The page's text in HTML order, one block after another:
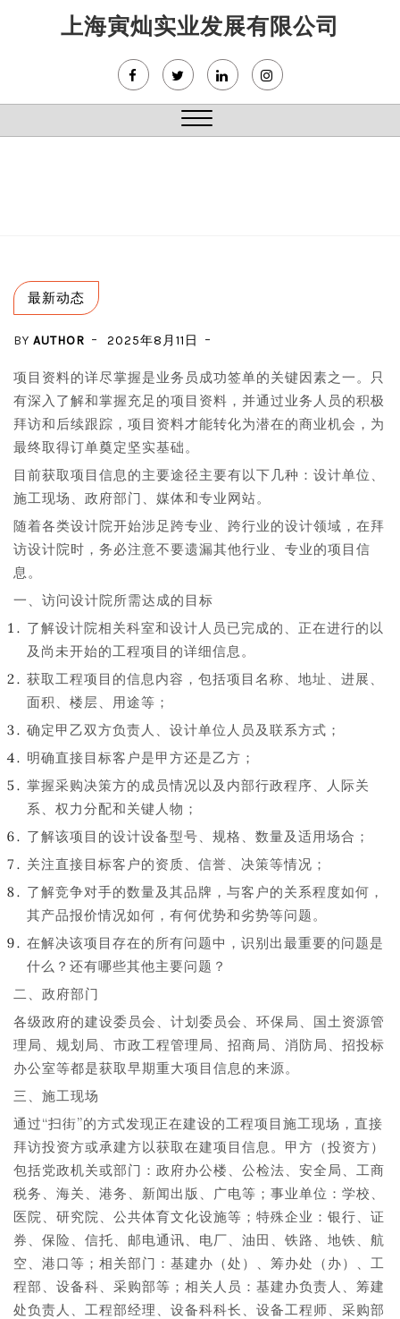
上海寅灿实业发展有限公司
Close
最新动态
BY AUTHOR 2025年8月11日
项目资料的详尽掌握是业务员成功签单的关键因素之一。只
有深入了解和掌握充足的项目资料，并通过业务人员的积极
拜访和后续跟踪，项目资料才能转化为潜在的商业机会，为
最终取得订单奠定坚实基础。
目前获取项目信息的主要途径主要有以下几种：设计单位、
施工现场、政府部门、媒体和专业网站。
随着各类设计院开始涉足跨专业、跨行业的设计领域，在拜
访设计院时，务必注意不要遗漏其他行业、专业的项目信
息。
一、访问设计院所需达成的目标
了解设计院相关科室和设计人员已完成的、正在进行的以
及尚未开始的工程项目的详细信息。
获取工程项目的信息内容，包括项目名称、地址、进展、
面积、楼层、用途等；
确定甲乙双方负责人、设计单位人员及联系方式；
明确直接目标客户是甲方还是乙方；
掌握采购决策方的成员情况以及内部行政程序、人际关
系、权力分配和关键人物；
了解该项目的设计设备型号、规格、数量及适用场合；
关注直接目标客户的资质、信誉、决策等情况；
了解竞争对手的数量及其品牌，与客户的关系程度如何，
其产品报价情况如何，有何优势和劣势等问题。
在解决该项目存在的所有问题中，识别出最重要的问题是
什么？还有哪些其他主要问题？
二、政府部门
各级政府的建设委员会、计划委员会、环保局、国土资源管
理局、规划局、市政工程管理局、招商局、消防局、招投标
办公室等都是获取早期重大项目信息的来源。
三、施工现场
通过“扫街”的方式发现正在建设的工程项目施工现场，直接
拜访投资方或承建方以获取在建项目信息。甲方（投资方）
包括党政机关或部门：政府办公楼、公检法、安全局、工商
税务、海关、港务、新闻出版、广电等；事业单位：学校、
医院、研究院、公共体育文化设施等；特殊企业：银行、证
券、保险、信托、邮电通讯、电厂、油田、铁路、地铁、航
空、港口等；相关部门：基建办（处）、筹办处（办）、工
程部、设备科、采购部等；相关人员：基建办负责人、筹建
处负责人、工程部经理、设备科科长、设备工程师、采购部